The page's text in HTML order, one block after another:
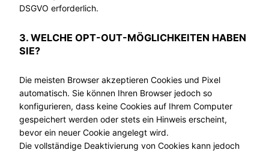
DSGVO erforderlich.
3. WELCHE OPT-OUT-MÖGLICHKEITEN HABEN
SIE?
Die meisten Browser akzeptieren Cookies und Pixel
automatisch. Sie können Ihren Browser jedoch so
konfigurieren, dass keine Cookies auf Ihrem Computer
gespeichert werden oder stets ein Hinweis erscheint,
bevor ein neuer Cookie angelegt wird.
Die vollständige Deaktivierung von Cookies kann jedoch